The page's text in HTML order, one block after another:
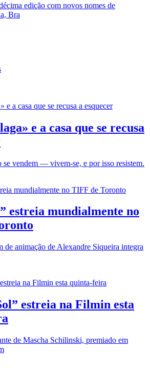
edição com novos nomes de
Bra
e a casa que se recusa
se vendem — vivem-se, e por isso resistem.
estreia mundialmente no
de animação de Alexandre Siqueira integra
estreia na Filmin esta
de Mascha Schilinski, premiado em